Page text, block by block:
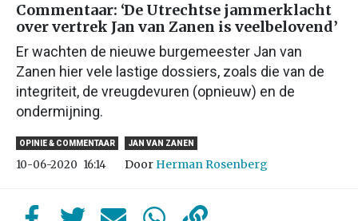
Commentaar: ‘De Utrechtse jammerklacht
over vertrek Jan van Zanen is veelbelovend’
Er wachten de nieuwe burgemeester Jan van
Zanen hier vele lastige dossiers, zoals die van de
integriteit, de vreugdevuren (opnieuw) en de
ondermijning.
OPINIE & COMMENTAAR JAN VAN ZANEN
10-06-2020 16:14 Door Herman Rosenberg